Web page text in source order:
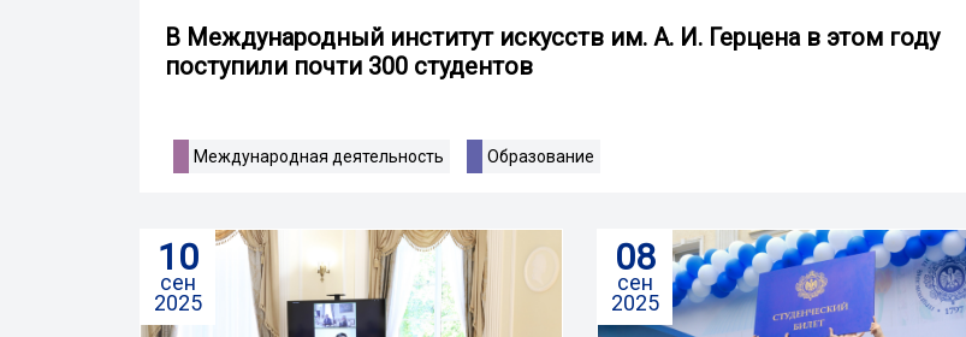
В Международный институт искусств им. А. И. Герцена в этом году
поступили почти 300 студентов
Международная деятельность Образование
10
сен
2025
08
сен
2025